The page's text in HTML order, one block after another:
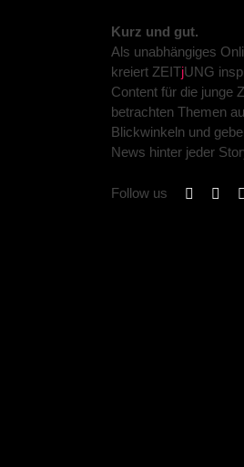
Kurz und gut.
Als unabhängiges
kreiert ZEITjUNG
Content für die junge
betrachten Themen
Blickwinkeln und
News hinter jeder
Follow us